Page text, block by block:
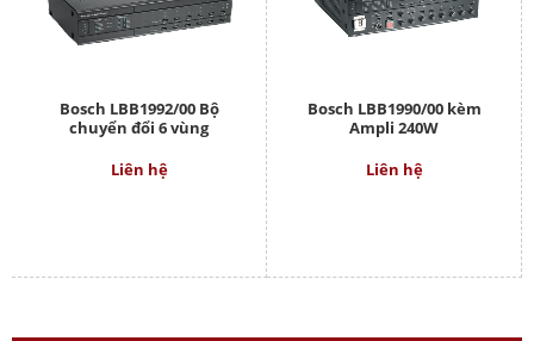
Bosch LBB1992/00 Bộ
chuyển đổi 6 vùng
Liên hệ
Bosch LBB1990/00 kèm
Ampli 240W
Liên hệ